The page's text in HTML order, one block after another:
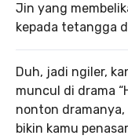
Jin yang
kepada tetangga
Duh, jadi ngiler,
muncul di drama
nonton dramanya,
bikin kamu